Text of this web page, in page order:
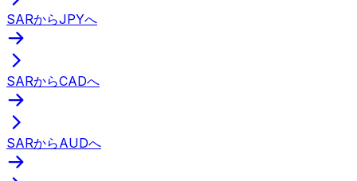
SARからJPYへ
SARからCADへ
SARからAUDへ